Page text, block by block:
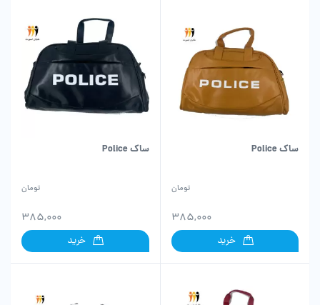
ساک Police
385,000
تومان
خرید
ساک Police
385,000
تومان
خرید